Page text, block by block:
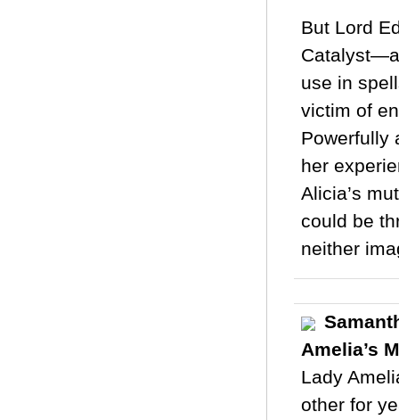
But Lord
use in
victim of
Powerfully
her
Alicia’s
could be
neither
Amelia’s
Lady
other for